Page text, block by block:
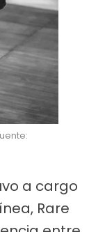
a cargo
Rare